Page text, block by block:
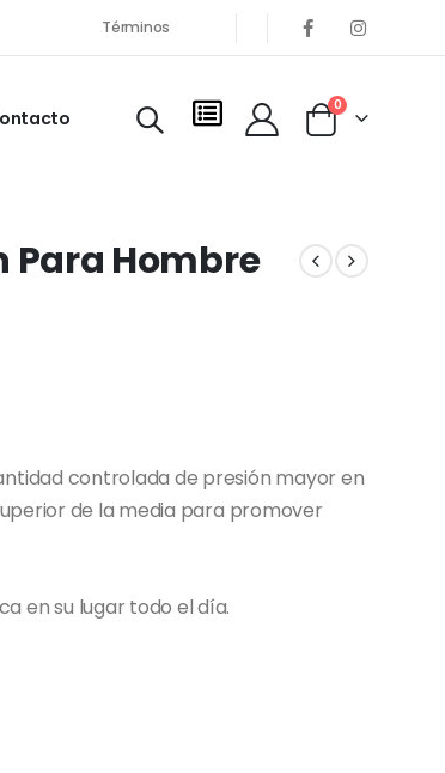
Términos
0
Para Hombre
controlada de presión mayor en
de la media para promover
en su lugar todo el día.